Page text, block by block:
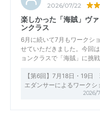
2026/07/22
楽しかった「海賊」ヴ
ンクラス
6月に続いて7月もワークシ
せていただきました。今回
ョンクラスで「海賊」に挑
【第6回】7月18日・19日
エダンサーによるワークシ
2026/